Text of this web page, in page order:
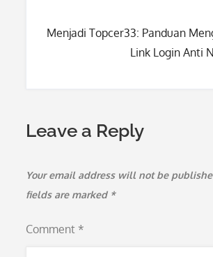
Menjadi Topcer33: Panduan
Link Login Anti
Leave a Reply
Your email address will not be
fields are marked *
Comment *